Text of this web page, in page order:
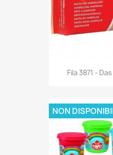

Fila 3871 -
NON